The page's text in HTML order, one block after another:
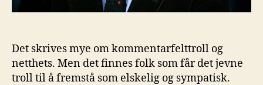
Det skrives mye om kommentarfelttroll og
netthets. Men det finnes folk som får det jevne
troll til å fremstå som elskelig og sympatisk.